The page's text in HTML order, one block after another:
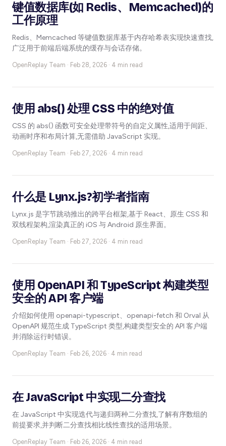
键值数据库(如 Redis、Memcached)的
工作原理
Redis、Memcached 等键值数据库基于内存哈希表实现快速查找,
广泛用于前端后端系统的缓存与会话存储。
OpenReplay Team · Feb 28, 2026 · 4 min read
使用 abs() 处理 CSS 中的绝对值
CSS 的 abs() 函数可安全处理带符号的自定义属性,适用于间距、
动画时序和布局计算,无需借助 JavaScript 实现。
OpenReplay Team · Feb 27, 2026 · 4 min read
什么是 Lynx.js?初学者指南
Lynx.js 是字节跳动推出的跨平台框架,基于 React、原生 CSS 和
双线程架构,渲染真正的 iOS 与 Android 原生界面。
OpenReplay Team · Feb 27, 2026 · 4 min read
使用 OpenAPI 和 TypeScript 构建类型
安全的 API 客户端
介绍如何使用 openapi-typescript、openapi-fetch 和 Orval 从
OpenAPI 规范生成 TypeScript 类型,构建类型安全的 API 客户端
并消除运行时错误。
OpenReplay Team · Feb 26, 2026 · 4 min read
在 JavaScript 中实现二分查找
在 JavaScript 中实现迭代与递归两种二分查找,了解有序数组的
前提要求,并判断二分查找相比线性查找的适用场景。
OpenReplay Team · Feb 26, 2026 · 4 min read